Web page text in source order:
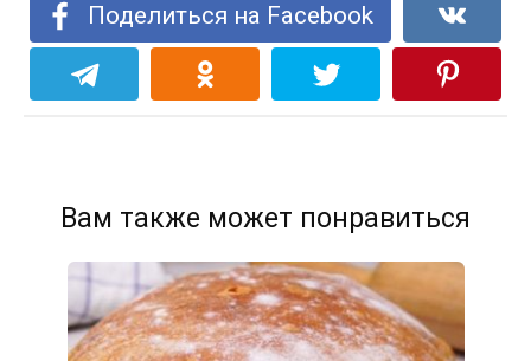
Поделиться на Facebook
Вам также может понравиться